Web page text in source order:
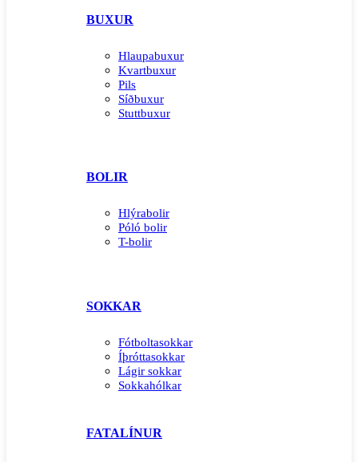
BUXUR
Hlaupabuxur
Kvartbuxur
Pils
Síðbuxur
Stuttbuxur
BOLIR
Hlýrabolir
Póló bolir
T-bolir
SOKKAR
Fótboltasokkar
Íþróttasokkar
Lágir sokkar
Sokkahólkar
FATALÍNUR